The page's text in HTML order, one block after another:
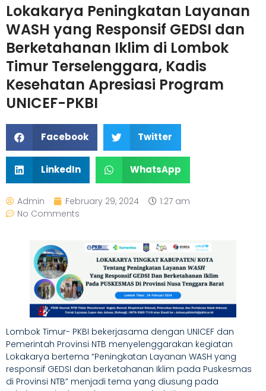
Lokakarya Peningkatan Layanan
WASH yang Responsif GEDSI dan
Berketahanan Iklim di Lombok
Timur Terselenggara, Kadis
Kesehatan Apresiasi Program
UNICEF-PKBI
Facebook Twitter
LinkedIn WhatsApp
Admin February 29, 2024
1:27 am
No Comments
Lombok Timur- PKBI bekerjasama dengan UNICEF dan
Pemerintah Provinsi NTB menyelenggarakan kegiatan
Lokakarya bertema “Peningkatan Layanan WASH yang
responsif GEDSI dan berketahanan Iklim pada Puskesmas
di Provinsi NTB” menjadi tema yang diusung pada